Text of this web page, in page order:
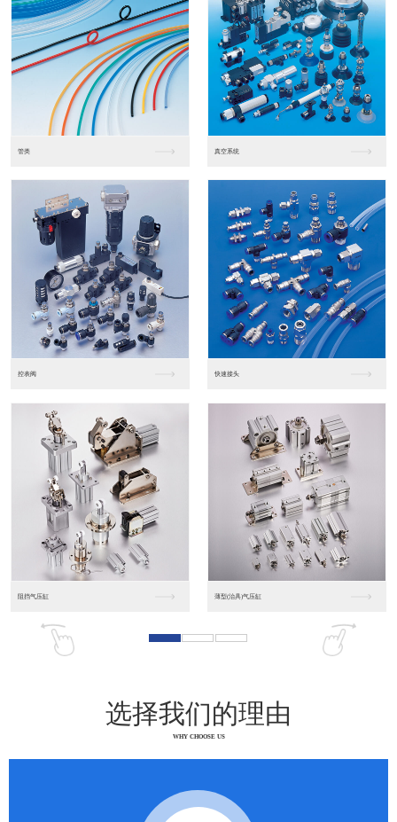
进口松下PLC2 进口松下PLC
东莞松下PLC 松下人机界面GT07
松下人机界面DP10... 数字光钎传感器FX-...
选择我们的理由
WHY CHOOSE US